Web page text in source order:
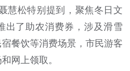
慧松特别提到，聚焦冬日文
出了助农消费券，涉及滑雪
餐饮等消费场景，市民游客
网上领取。